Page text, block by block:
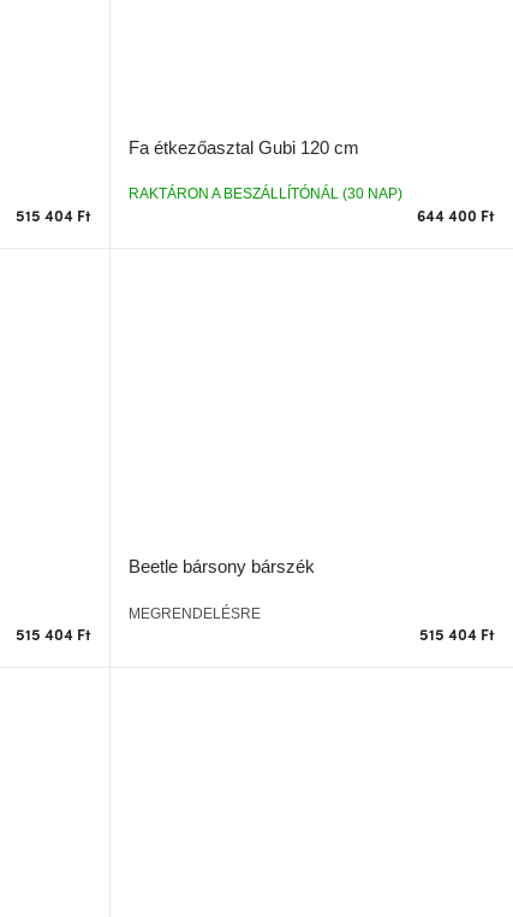
515 404 Ft
Fa étkezőasztal Gubi 120 cm
RAKTÁRON A BESZÁLLÍTÓNÁL (30 NAP)
644 400 Ft
515 404 Ft
Beetle bársony bárszék
MEGRENDELÉSRE
515 404 Ft